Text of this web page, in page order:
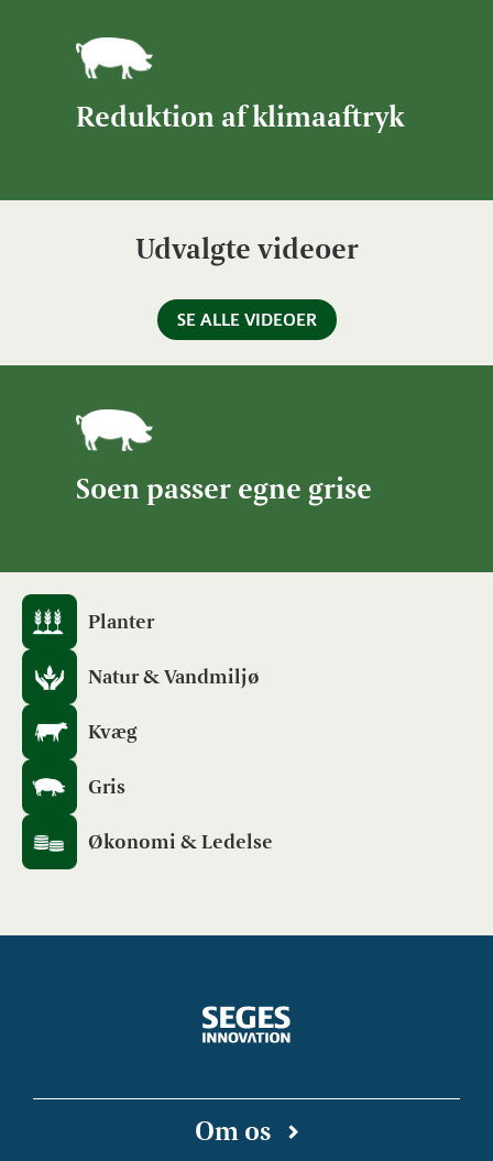
Reduktion af klimaaftryk
Udvalgte videoer
SE ALLE VIDEOER
Soen passer egne grise
Planter
Natur & Vandmiljø
Kvæg
Gris
Økonomi & Ledelse
Om os